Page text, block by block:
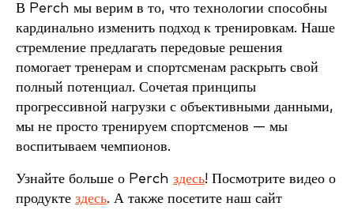
В Perch мы верим в то, что технологии способны
кардинально изменить подход к тренировкам. Наше
стремление предлагать передовые решения
помогает тренерам и спортсменам раскрыть свой
полный потенциал. Сочетая принципы
прогрессивной нагрузки с объективными данными,
мы не просто тренируем спортсменов — мы
воспитываем чемпионов.
Узнайте больше о Perch здесь! Посмотрите видео о
продукте здесь. А также посетите наш сайт